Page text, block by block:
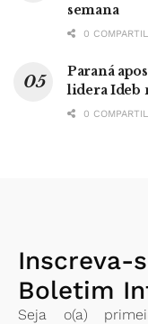
semana
0
Paraná
lidera Ideb
0
Boletim
Seja o(a)